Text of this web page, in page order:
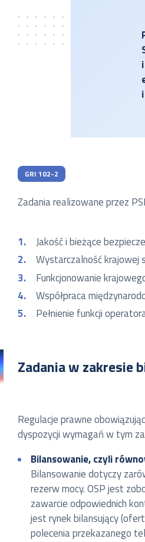
GRI 102-2
Zadania realizowane przez
Jakość i bieżące
Wystarczalność krajowej
Funkcjonowanie
Współpraca
Pełnienie funkcji
Zadania w zakresie
Regulacje prawne
dyspozycji wymagań w tym
Bilansowanie, czyli
Bilansowanie dotyczy
rezerw mocy. OSP jest
zawarcie odpowiednich
jest rynek bilansujący
polecenia przekazanego